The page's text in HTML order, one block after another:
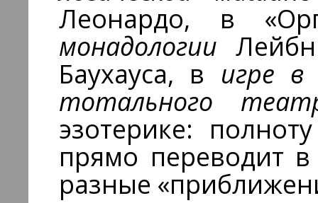
Леонардо, в
монадологии
Баухауса, в игре
тотального
эзотерике:
прямо пе­реводит
разные